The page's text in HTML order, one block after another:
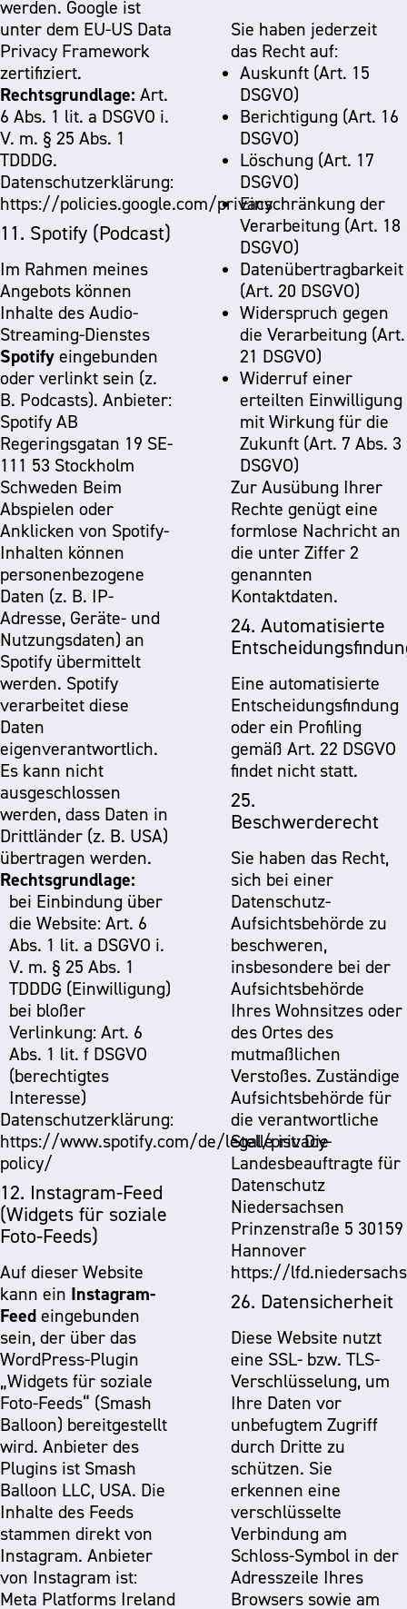
werden. Google ist
unter dem EU-US Data
Privacy Framework
zertifiziert.
Rechtsgrundlage: Art.
6 Abs. 1 lit. a DSGVO i.
V. m. § 25 Abs. 1
TDDDG.
Datenschutzerklärung:
https://policies.google.com/privacy
11. Spotify (Podcast)
Im Rahmen meines
Angebots können
Inhalte des Audio-
Streaming-Dienstes
Spotify eingebunden
oder verlinkt sein (z.
B. Podcasts). Anbieter:
Spotify AB
Regeringsgatan 19 SE-
111 53 Stockholm
Schweden Beim
Abspielen oder
Anklicken von Spotify-
Inhalten können
personenbezogene
Daten (z. B. IP-
Adresse, Geräte- und
Nutzungsdaten) an
Spotify übermittelt
werden. Spotify
verarbeitet diese
Daten
eigenverantwortlich.
Es kann nicht
ausgeschlossen
werden, dass Daten in
Drittländer (z. B. USA)
übertragen werden.
Rechtsgrundlage:
bei Einbindung über
die Website: Art. 6
Abs. 1 lit. a DSGVO i.
V. m. § 25 Abs. 1
TDDDG (Einwilligung)
bei bloßer
Verlinkung: Art. 6
Abs. 1 lit. f DSGVO
(berechtigtes
Interesse)
Datenschutzerklärung:
https://www.spotify.com/de/legal/privacy-
policy/
12. Instagram-Feed
(Widgets für soziale
Foto-Feeds)
Auf dieser Website
kann ein Instagram-
Feed eingebunden
sein, der über das
WordPress-Plugin
„Widgets für soziale
Foto-Feeds“ (Smash
Balloon) bereitgestellt
wird. Anbieter des
Plugins ist Smash
Balloon LLC, USA. Die
Inhalte des Feeds
stammen direkt von
Instagram. Anbieter
von Instagram ist:
Meta Platforms Ireland
Sie haben jederzeit
das Recht auf:
Auskunft (Art. 15
DSGVO)
Berichtigung (Art. 16
DSGVO)
Löschung (Art. 17
DSGVO)
Einschränkung der
Verarbeitung (Art. 18
DSGVO)
Datenübertragbarkeit
(Art. 20 DSGVO)
Widerspruch gegen
die Verarbeitung (Art.
21 DSGVO)
Widerruf einer
erteilten Einwilligung
mit Wirkung für die
Zukunft (Art. 7 Abs. 3
DSGVO)
Zur Ausübung Ihrer
Rechte genügt eine
formlose Nachricht an
die unter Ziffer 2
genannten
Kontaktdaten.
24. Automatisierte
Eine automatisierte
Entscheidungsfindung
oder ein Profiling
gemäß Art. 22 DSGVO
findet nicht statt.
25.
Beschwerderecht
Sie haben das Recht,
sich bei einer
Datenschutz-
Aufsichtsbehörde zu
beschweren,
insbesondere bei der
Aufsichtsbehörde
Ihres Wohnsitzes oder
des Ortes des
mutmaßlichen
Verstoßes. Zuständige
Aufsichtsbehörde für
die verantwortliche
Stelle ist: Die
Landesbeauftragte für
Datenschutz
Niedersachsen
Prinzenstraße 5 30159
Hannover
https://
26. Datensicherheit
Diese Website nutzt
eine SSL- bzw. TLS-
Verschlüsselung, um
Ihre Daten vor
unbefugtem Zugriff
durch Dritte zu
schützen. Sie
erkennen eine
verschlüsselte
Verbindung am
Schloss-Symbol in der
Adresszeile Ihres
Browsers sowie am